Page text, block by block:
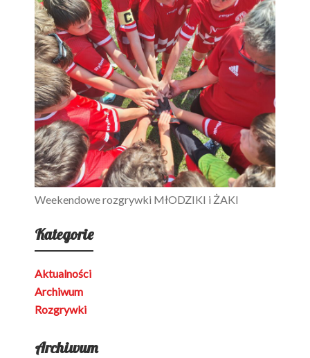
Weekendowe rozgrywki MłODZIKI i ŻAKI
Kategorie
Aktualności
Archiwum
Rozgrywki
Archiwum